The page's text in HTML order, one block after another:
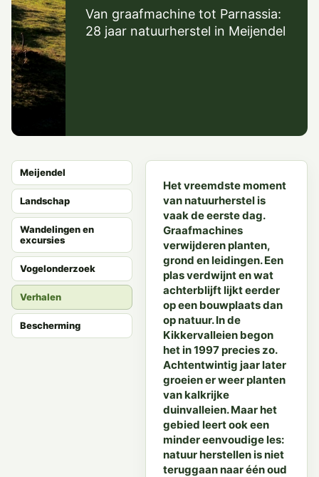
Van graafmachine tot Parnassia:
28 jaar natuurherstel in Meijendel
Meijendel
Landschap
Wandelingen en
excursies
Vogelonderzoek
Verhalen
Bescherming
Het vreemdste moment
van natuurherstel is
vaak de eerste dag.
Graafmachines
verwijderen planten,
grond en leidingen. Een
plas verdwijnt en wat
achterblijft lijkt eerder
op een bouwplaats dan
op natuur. In de
Kikkervalleien begon
het in 1997 precies zo.
Achtentwintig jaar later
groeien er weer planten
van kalkrijke
duinvalleien. Maar het
gebied leert ook een
minder eenvoudige les:
natuur herstellen is niet
teruggaan naar één oud